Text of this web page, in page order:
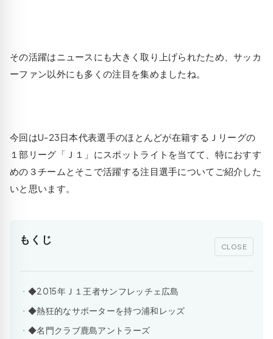
その活躍はニュースにも大きく取り上げられたため、サッカ
ーファン以外にも多くの注目を集めましたね。
今回はU-23日本代表選手のほとんどが在籍するＪリーグの
１部リーグ「Ｊ１」にスポットライトを当てて、特におすす
めの３チームとそこで活躍する注目選手についてご紹介した
いと思います。
もくじ
CLOSE
◆2015年Ｊ１王者サンフレッチェ広島
◆熱狂的なサポーターを持つ浦和レッズ
◆名門クラブ鹿島アントラーズ